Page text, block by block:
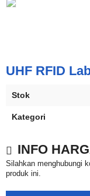
UHF RFID
Stok
Kategori
INFO
Silahkan menghubungi
produk ini.